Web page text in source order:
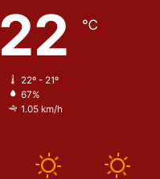
22 ℃
22º - 21º
67%
1.05 km/h